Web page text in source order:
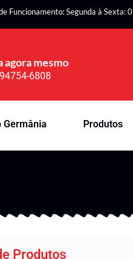
Funcionamento: Segunda à Sexta:
agora mesmo
6808
Germânia Produtos
Produtos